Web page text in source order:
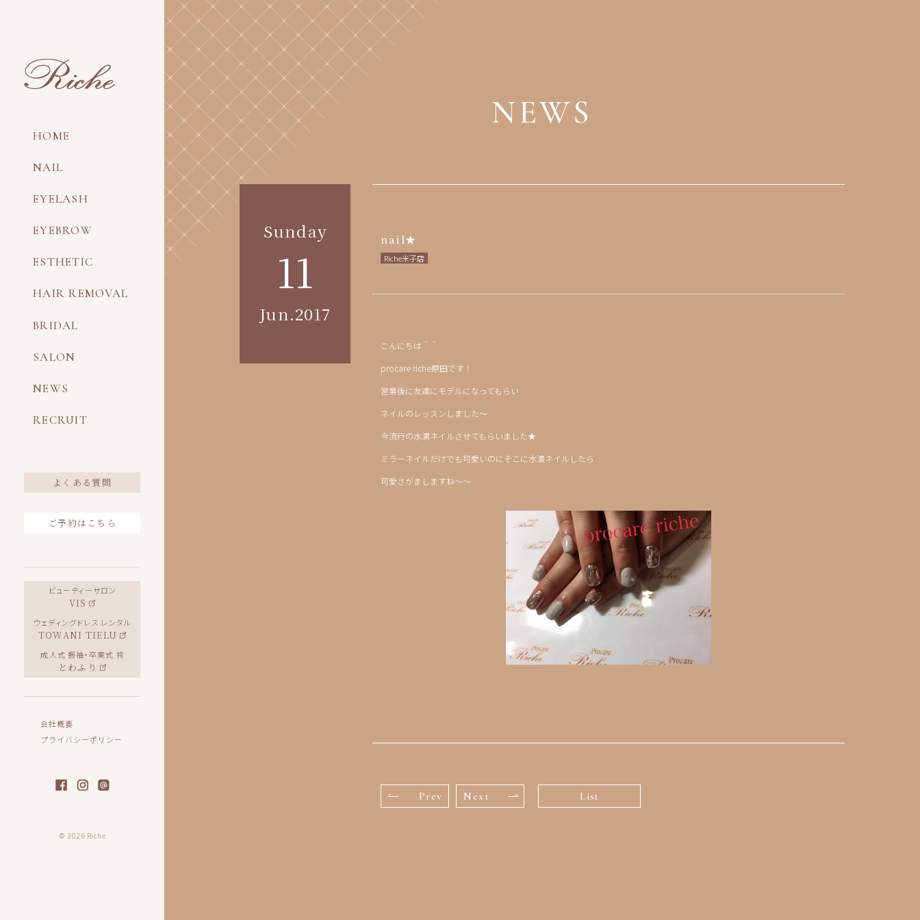
HOME
NAIL
EYELASH
EYEBROW
ESTHETIC
HAIR REMOVAL
BRIDAL
SALON
NEWS
RECRUIT
よくある質問
ご予約はこちら
ビューティーサロン
VIS
ウェディングドレス レンタル
TOWANI TIELU
成人式 振袖・卒業式 袴
とわふり
会社概要
プライバシーポリシー
© 2026 Riche
NEWS
Sunday
11
Jun.2017
nail★
Riche米子店
こんにちは＾＾
procare riche原田です！
営業後に友達にモデルになってもらい
ネイルのレッスンしました～
今流行の水滴ネイルさせてもらいました★
ミラーネイルだけでも可愛いのにそこに水滴ネイルしたら
可愛さがましますね～～
Prev Next List